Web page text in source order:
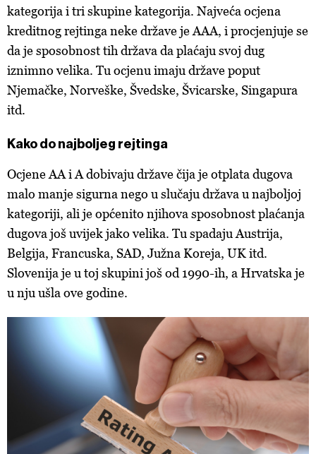
kategorija i tri skupine kategorija. Najveća ocjena
kreditnog rejtinga neke države je AAA, i procjenjuje se
da je sposobnost tih država da plaćaju svoj dug
iznimno velika. Tu ocjenu imaju države poput
Njemačke, Norveške, Švedske, Švicarske, Singapura
itd.
Kako do najboljeg rejtinga
Ocjene AA i A dobivaju države čija je otplata dugova
malo manje sigurna nego u slučaju država u najboljoj
kategoriji, ali je općenito njihova sposobnost plaćanja
dugova još uvijek jako velika. Tu spadaju Austrija,
Belgija, Francuska, SAD, Južna Koreja, UK itd.
Slovenija je u toj skupini još od 1990-ih, a Hrvatska je
u nju ušla ove godine.